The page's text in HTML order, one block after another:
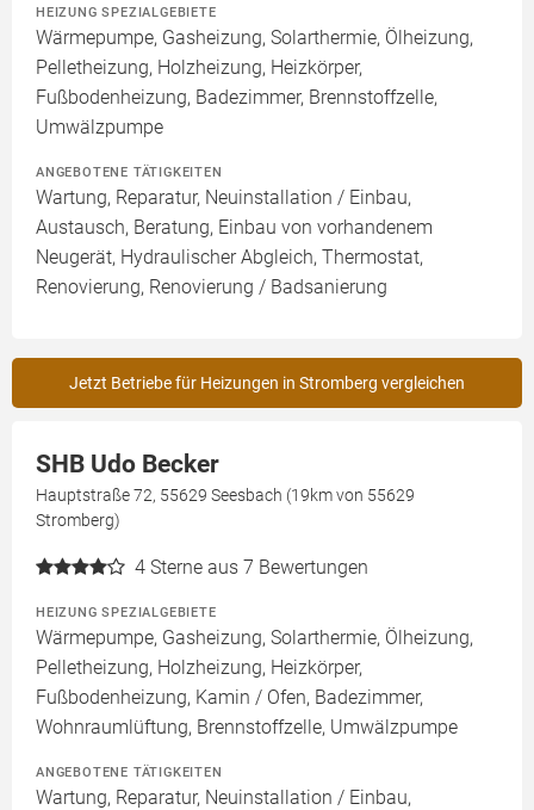
HEIZUNG SPEZIALGEBIETE
Wärmepumpe, Gasheizung, Solarthermie, Ölheizung,
Pelletheizung, Holzheizung, Heizkörper,
Fußbodenheizung, Badezimmer, Brennstoffzelle,
Umwälzpumpe
ANGEBOTENE TÄTIGKEITEN
Wartung, Reparatur, Neuinstallation / Einbau,
Austausch, Beratung, Einbau von vorhandenem
Neugerät, Hydraulischer Abgleich, Thermostat,
Renovierung, Renovierung / Badsanierung
Jetzt Betriebe für Heizungen in Stromberg vergleichen
SHB Udo Becker
Hauptstraße 72, 55629 Seesbach (19km von 55629
Stromberg)
4 Sterne aus 7 Bewertungen
HEIZUNG SPEZIALGEBIETE
Wärmepumpe, Gasheizung, Solarthermie, Ölheizung,
Pelletheizung, Holzheizung, Heizkörper,
Fußbodenheizung, Kamin / Ofen, Badezimmer,
Wohnraumlüftung, Brennstoffzelle, Umwälzpumpe
ANGEBOTENE TÄTIGKEITEN
Wartung, Reparatur, Neuinstallation / Einbau,